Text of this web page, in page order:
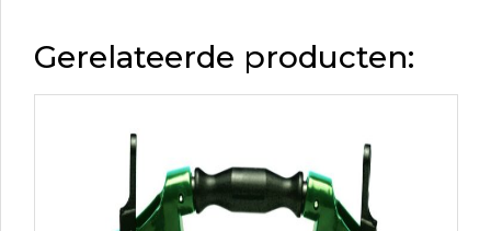
Gerelateerde producten: